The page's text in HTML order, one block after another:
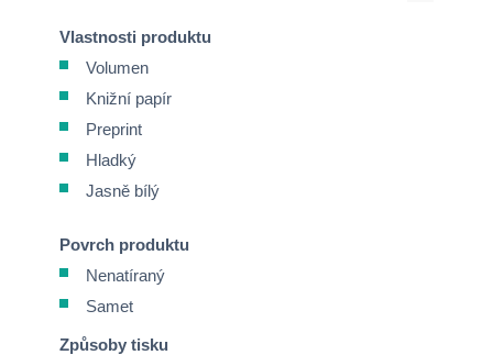
Vlastnosti produktu
Volumen
Knižní papír
Preprint
Hladký
Jasně bílý
Povrch produktu
Nenatíraný
Samet
Způsoby tisku